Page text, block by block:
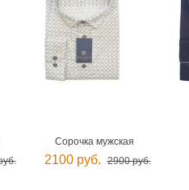
Сорочка мужская
2100 руб. 2900 руб.